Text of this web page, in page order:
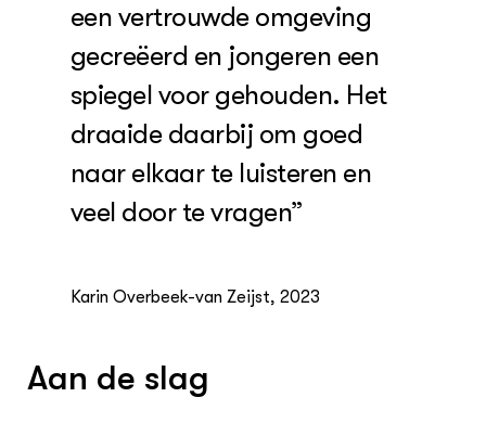
een vertrouwde omgeving
gecreëerd en jongeren een
spiegel voor gehouden. Het
draaide daarbij om goed
naar elkaar te luisteren en
veel door te vragen”
Karin Overbeek-van Zeijst, 2023
Aan de slag